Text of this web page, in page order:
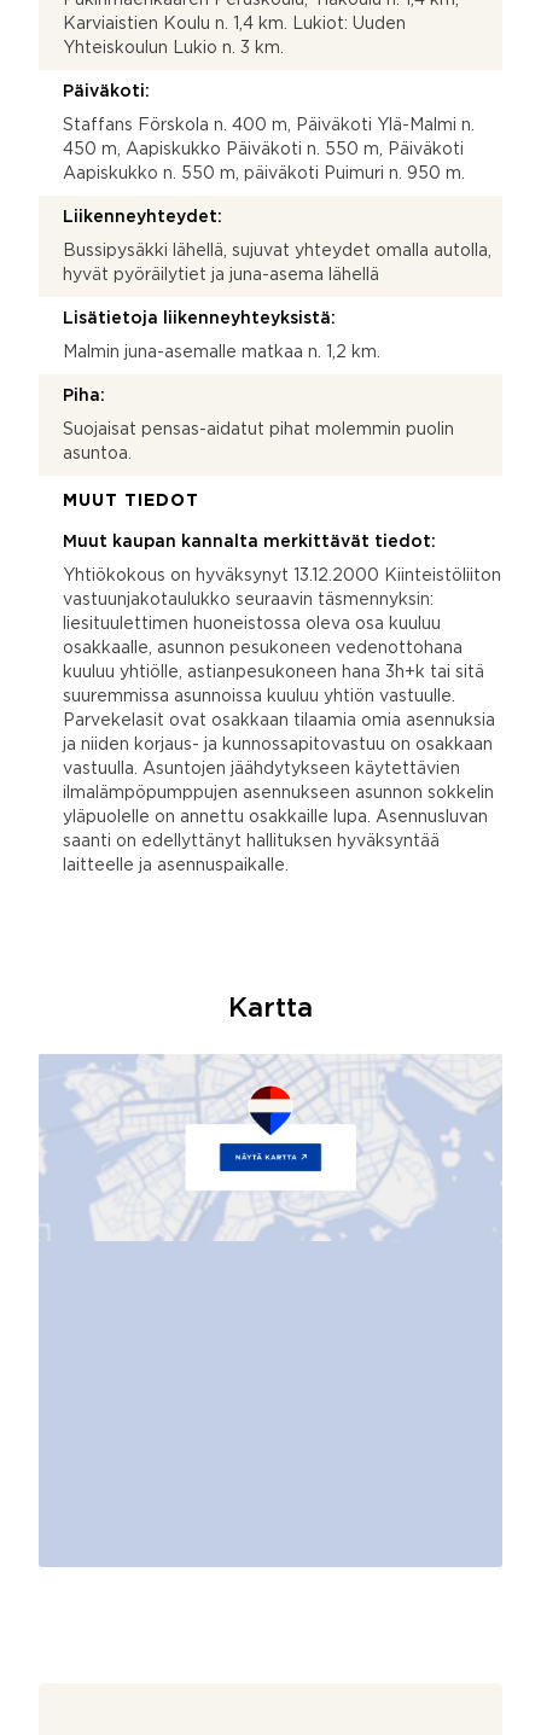
Karviaistien Koulu n. 1,4 km. Lukiot: Uuden
Yhteiskoulun Lukio n. 3 km.
Päiväkoti:
Staffans Förskola n. 400 m, Päiväkoti Ylä-Malmi n.
450 m, Aapiskukko Päiväkoti n. 550 m, Päiväkoti
Aapiskukko n. 550 m, päiväkoti Puimuri n. 950 m.
Liikenneyhteydet:
Bussipysäkki lähellä, sujuvat yhteydet omalla autolla,
hyvät pyöräilytiet ja juna-asema lähellä
Lisätietoja liikenneyhteyksistä:
Malmin juna-asemalle matkaa n. 1,2 km.
Piha:
Suojaisat pensas-aidatut pihat molemmin puolin
asuntoa.
MUUT TIEDOT
Muut kaupan kannalta merkittävät tiedot:
Yhtiökokous on hyväksynyt 13.12.2000 Kiinteistöliiton
vastuunjakotaulukko seuraavin täsmennyksin:
liesituulettimen huoneistossa oleva osa kuuluu
osakkaalle, asunnon pesukoneen vedenottohana
kuuluu yhtiölle, astianpesukoneen hana 3h+k tai sitä
suuremmissa asunnoissa kuuluu yhtiön vastuulle.
Parvekelasit ovat osakkaan tilaamia omia asennuksia
ja niiden korjaus- ja kunnossapitovastuu on osakkaan
vastuulla. Asuntojen jäähdytykseen käytettävien
ilmalämpöpumppujen asennukseen asunnon sokkelin
yläpuolelle on annettu osakkaille lupa. Asennusluvan
saanti on edellyttänyt hallituksen hyväksyntää
laitteelle ja asennuspaikalle.
Kartta